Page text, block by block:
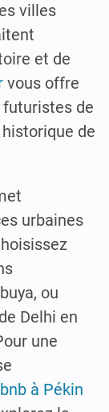
villes
et de
vous offre
de
de
urbaines
ou
Delhi en
une
à Pékin